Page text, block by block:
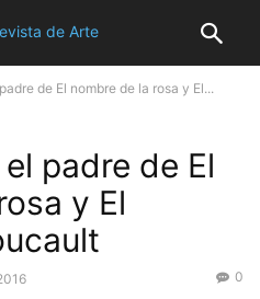
de El nombre de la rosa y El...
padre de El
y El
0